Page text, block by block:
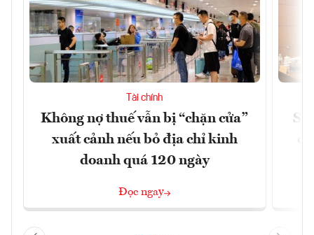
Tài chính
Không nợ thuế vẫn bị “chặn cửa”
xuất cảnh nếu bỏ địa chỉ kinh
doanh quá 120 ngày
Đọc ngay